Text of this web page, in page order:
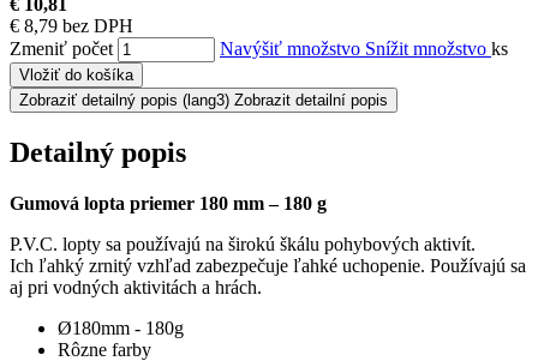
€ 8,79 bez DPH
Zmeniť počet
Navýšiť množstvo Snížit množstvo ks
Vložiť do košíka
Zobraziť detailný popis (lang3) Zobrazit detailní popis
Detailný popis
Gumová lopta priemer 180 mm – 180 g
P.V.C. lopty sa používajú na širokú škálu pohybových aktivít.
Ich ľahký zrnitý vzhľad zabezpečuje ľahké uchopenie. Používajú sa
aj pri vodných aktivitách a hrách.
Ø180mm - 180g
Rôzne farby